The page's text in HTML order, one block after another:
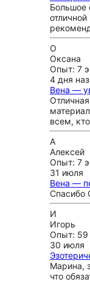
Большое
О
Оксана
Опыт: 7
4 дня
Вена —
всем,
А
Алексей
Опыт: 7
31 июля
Вена —
Спасибо
И
Игорь
Опыт: 59
30 июля
Марина,
что